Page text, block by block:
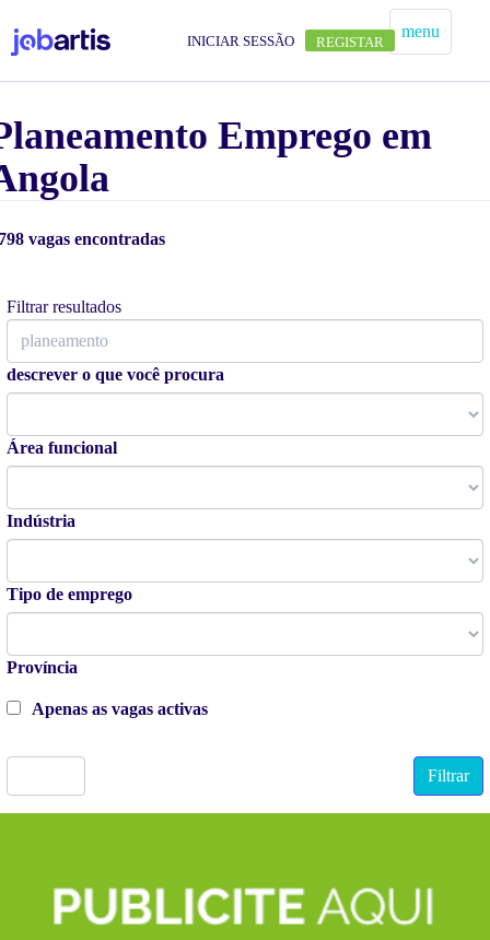
menu
INICIAR SESSÃO REGISTAR
Emprego em
vagas encontradas
Filtrar resultados
descrever o que você procura
Área funcional
Indústria
Tipo de emprego
Província
Apenas as vagas activas